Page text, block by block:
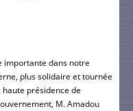
importante dans notre
plus solidaire et tournée
présidence de
M. Amadou